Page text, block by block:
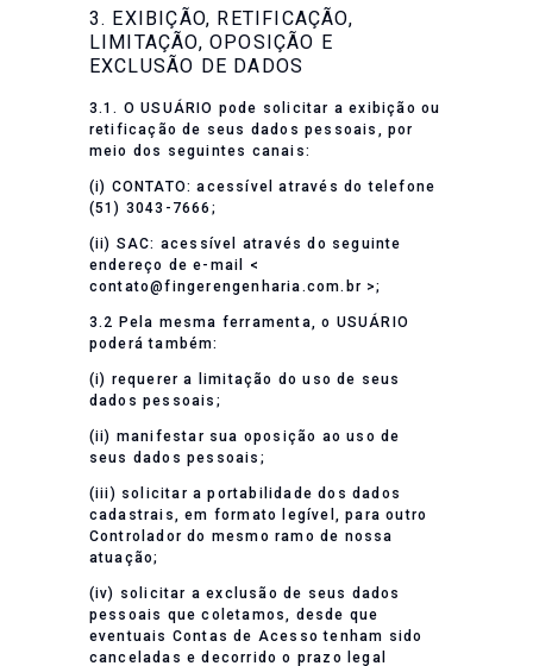
3. EXIBIÇÃO, RETIFICAÇÃO,
LIMITAÇÃO, OPOSIÇÃO E
EXCLUSÃO DE DADOS
3.1. O USUÁRIO pode solicitar a exibição ou
retificação de seus dados pessoais, por
meio dos seguintes canais:
(i) CONTATO: acessível através do telefone
(51) 3043-7666;
(ii) SAC: acessível através do seguinte
endereço de e-mail <
contato@fingerengenharia.com.br >;
3.2 Pela mesma ferramenta, o USUÁRIO
poderá também:
(i) requerer a limitação do uso de seus
dados pessoais;
(ii) manifestar sua oposição ao uso de
seus dados pessoais;
(iii) solicitar a portabilidade dos dados
cadastrais, em formato legível, para outro
Controlador do mesmo ramo de nossa
atuação;
(iv) solicitar a exclusão de seus dados
pessoais que coletamos, desde que
eventuais Contas de Acesso tenham sido
canceladas e decorrido o prazo legal